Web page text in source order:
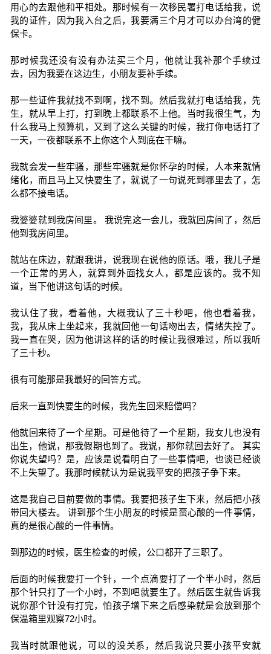
用心的去跟他和平相处。那时候有一次移民署打电话给我，说
我的证件，因为我入台之后，我要满三个月才可以办台湾的健
保卡。
那时候我还没有没有办法买三个月，他就让我补那个手续过
去，因为我要在这边生，小朋友要补手续。
那一些证件我就找不到啊，找不到。然后我就打电话给我，先
生，就从早上打，打到晚上都联系不上他。当时我很生气，为
什么我马上预算机，又到了这么关键的时候，我打你电话打了
一天，一夜都联系不上你这个人到底在干嘛。
我就会发一些牢骚，那些牢骚就是你怀孕的时候，人本来就情
绪化，而且马上又快要生了，就说了一句说死到哪里去了，怎
么都不接电话。
我婆婆就到我房间里。 我说完这一会儿，我就回房间了，然后
他到我房间里。
就站在床边，就跟我讲，说我现在说他的原话。哦，我儿子是
一个正常的男人，就算到外面找女人，都是应该的。我不知
道，当下他讲这句话的时候。
我认住了我，看着他，大概我认了三十秒吧，他也看着我，
我，我从床上坐起来，我就回他一句话吻出去，情绪失控了。
我一直在哭，因为他讲这样的话的时候让我很难过，所以我听
了三十秒。
很有可能那是我最好的回答方式。
后来一直到快要生的时候，我先生回来赔偿吗？
他就回来待了一个星期。可是他待了一个星期，我女儿也没有
出生，他说，那我假期也到了。我说，那你就回去好了。 其实
你说失望吗？是，应该是说看明白了一些事情吧，也谈已经谈
不上失望了。我那时候就认为是说我平安的把孩子争下来。
这是我自己目前要做的事情。我要把孩子生下来，然后把小孩
带回大楼去。 讲到那个生小朋友的时候是蛮心酸的一件事情，
真的是很心酸的一件事情。
到那边的时候，医生检查的时候，公口都开了三职了。
后面的时候我要打一个针，一个点滴要打了一个半小时，然后
那个针只打了一个小时，不到吧就要生了。然后医生就告诉我
说你那个针没有打完，怕孩子增下来之后感染就是会放到那个
保温箱里观察72小时。
我当时就跟他说，可以的没关系，然后我说只要小孩平安就